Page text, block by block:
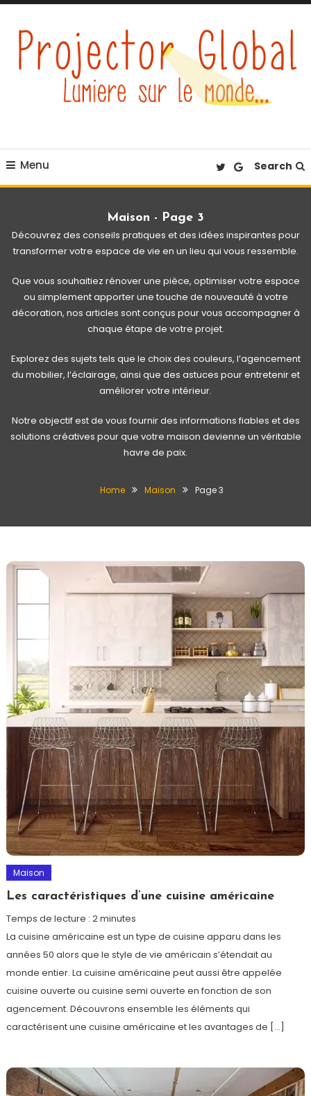
Skip
Content
Menu Search
Maison - Page 3
Découvrez des conseils pratiques et des idées inspirantes pour
transformer votre espace de vie en un lieu qui vous ressemble.
Que vous souhaitiez rénover une pièce, optimiser votre espace
ou simplement apporter une touche de nouveauté à votre
décoration, nos articles sont conçus pour vous accompagner à
chaque étape de votre projet.
Explorez des sujets tels que le choix des couleurs, l’agencement
du mobilier, l’éclairage, ainsi que des astuces pour entretenir et
améliorer votre intérieur.
Notre objectif est de vous fournir des informations fiables et des
solutions créatives pour que votre maison devienne un véritable
havre de paix.
Home Maison Page 3
Maison
Les caractéristiques d’une cuisine américaine
Temps de lecture : 2minutes
La cuisine américaine est un type de cuisine apparu dans les
années 50 alors que le style de vie américain s’étendait au
monde entier. La cuisine américaine peut aussi être appelée
cuisine ouverte ou cuisine semi ouverte en fonction de son
agencement. Découvrons ensemble les éléments qui
caractérisent une cuisine américaine et les avantages de […]